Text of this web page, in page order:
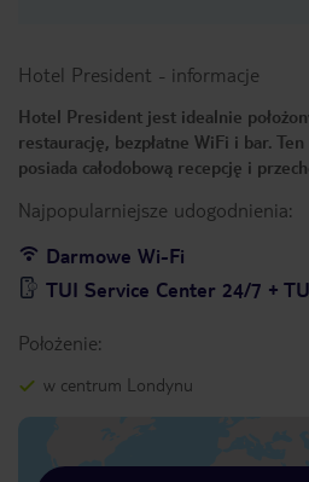
Hotel President - informacje
Hotel President jest idealnie
restaurację, bezpłatne WiFi i bar.
posiada całodobową recepcję i
Najpopularniejsze udogodnienia:
Darmowe Wi-Fi
TUI Service Center 24/7 +
Położenie:
w centrum Londynu